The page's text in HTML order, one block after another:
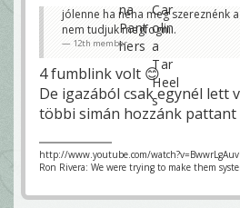
jólenne ha néha meg szereznénk
nem tudjuk megfogni..
12th member
4 fumblink volt 😊
De igazából csak egynél lett
többi simán hozzánk pattant
http://www.youtube.com/
Ron Rivera: We were trying to make them